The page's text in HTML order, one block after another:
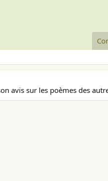
avis sur les poèmes des